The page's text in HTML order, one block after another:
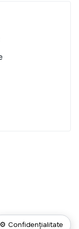
⚙ Confidențialitate